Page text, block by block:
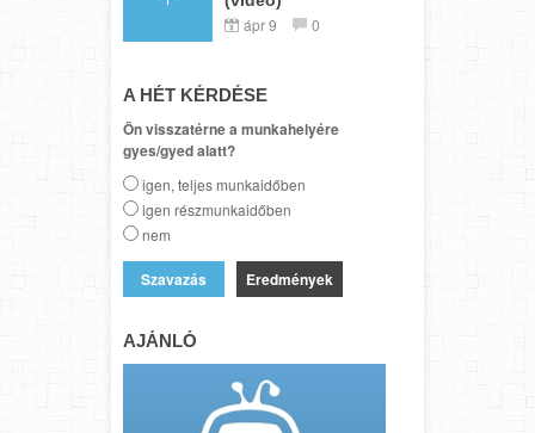
ápr 9 0
A HÉT KÉRDÉSE
Ön visszatérne a munkahelyére
gyes/gyed alatt?
igen, teljes munkaidőben
igen részmunkaidőben
nem
Eredmények
AJÁNLÓ